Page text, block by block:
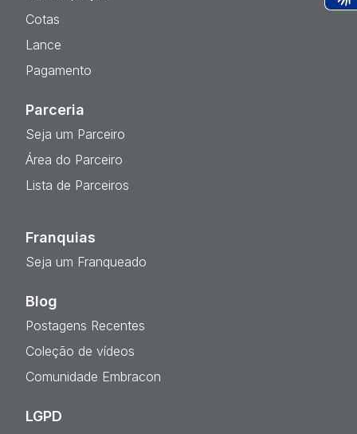
Cotas
Lance
Pagamento
Parceria
Seja um Parceiro
Área do Parceiro
Lista de Parceiros
Franquias
Seja um Franqueado
Blog
Postagens Recentes
Coleção de vídeos
Comunidade Embracon
LGPD